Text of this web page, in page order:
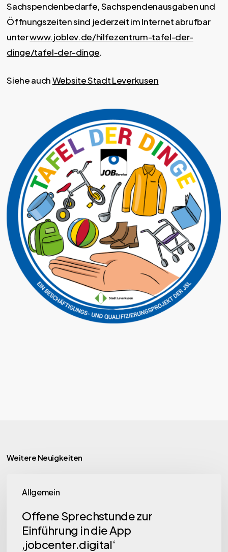
Sachspendenbedarfe, Sachspendenausgaben und
Öffnungszeiten sind jederzeit im Internet abrufbar
unterwww.joblev.de/hilfezentrum-tafel-der-
dinge/tafel-der-dinge.
Siehe auchWebsite Stadt Leverkusen
Weitere Neuigkeiten
Allgemein
Sprechstunde
Einführung
Offene Sprechstunde zur
Einführung in die App
‚jobcenter.digital‘